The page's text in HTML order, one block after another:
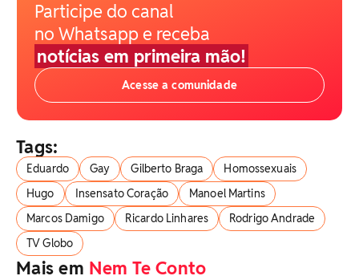
Participe do canal
no Whatsapp e receba
notícias em primeira mão!
Acesse a comunidade
Tags:
Eduardo Gay Gilberto Braga
Homossexuais
Hugo
Insensato Coração
Manoel Martins
Marcos Damigo
Ricardo Linhares
Rodrigo Andrade
TV Globo
Mais em Nem Te Conto